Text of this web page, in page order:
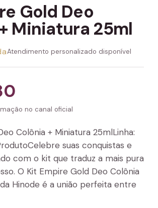
Gold Deo
Miniatura 25ml
Atendimento personalizado disponível
no canal oficial
Colônia + Miniatura 25mlLinha:
suas conquistas e
com o kit que traduz a mais pura
O Kit Empire Gold Deo Colônia
Hinode é a união perfeita entre